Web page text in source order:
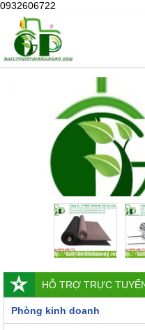
0932606722
HỖ TRỢ TRỰC
Phòng kinh doanh